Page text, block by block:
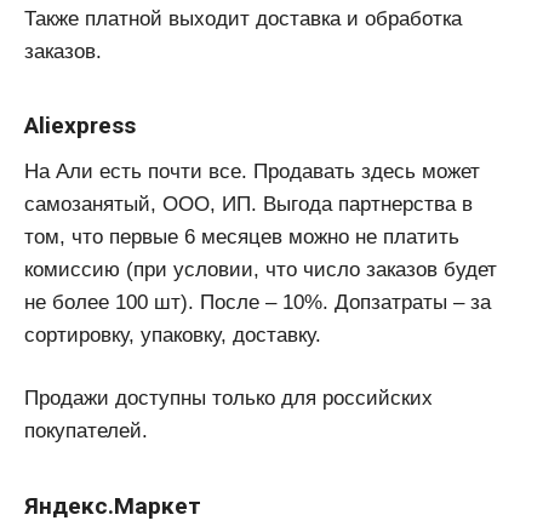
Также платной выходит доставка и обработка
заказов.
Aliexpress
На Али есть почти все. Продавать здесь может
самозанятый, ООО, ИП. Выгода партнерства в
том, что первые 6 месяцев можно не платить
комиссию (при условии, что число заказов будет
не более 100 шт). После – 10%. Допзатраты – за
сортировку, упаковку, доставку.
Продажи доступны только для российских
покупателей.
Яндекс.Маркет